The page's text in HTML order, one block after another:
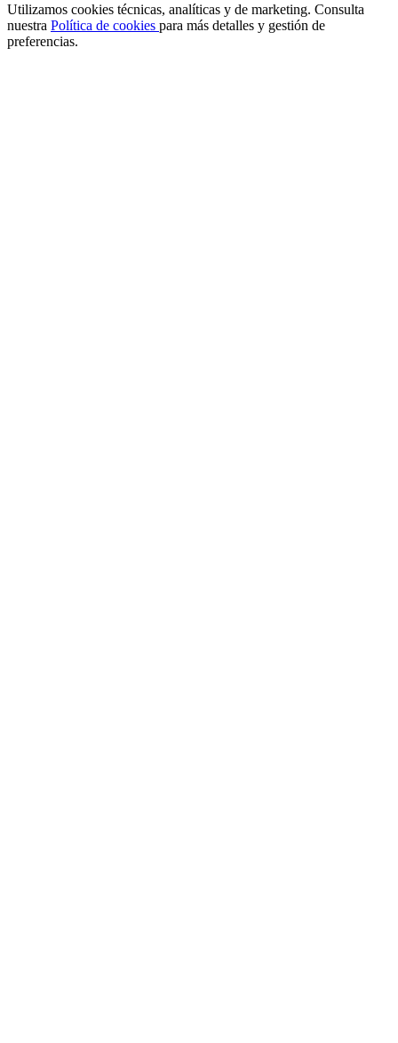
Utilizamos cookies técnicas, analíticas y de marketing. Consulta
nuestra Política de cookies para más detalles y gestión de
preferencias.